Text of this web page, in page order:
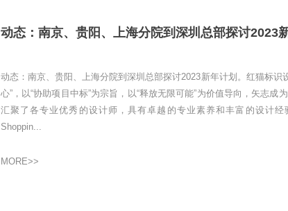
动态：南京、贵阳、上海分院到深圳总部探讨2023
动态：南京、贵阳、上海分院到深圳总部探讨2023新年计划。红猫标识
心”，以“协助项目中标”为宗旨，以“释放无限可能”为价值导向，矢志成
汇聚了各专业优秀的设计师，具有卓越的专业素养和丰富的设计经
Shoppin...
MORE>>